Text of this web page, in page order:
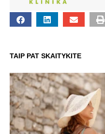
TAIP PAT SKAITYKITE